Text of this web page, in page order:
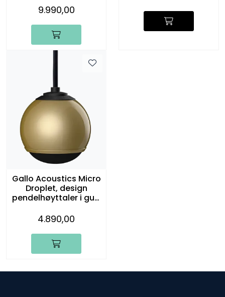
9.990,00
Gallo Acoustics Micro
Droplet, design
pendelhøyttaler i gull,
4.890,00